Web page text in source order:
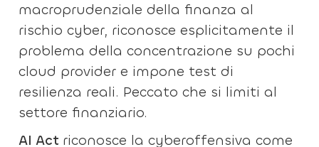
macroprudenziale della finanza al
rischio cyber, riconosce esplicitamente il
problema della concentrazione su pochi
cloud provider e impone test di
resilienza reali. Peccato che si limiti al
settore finanziario.
AI Act riconosce la cyberoffensiva come